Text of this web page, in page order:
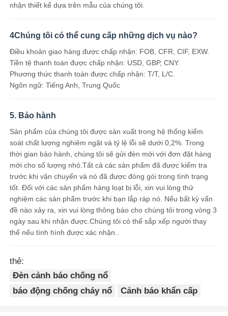
nhận thiết kế dựa trên mẫu của chúng tôi.
4Chúng tôi có thể cung cấp những dịch vụ nào?
Điều khoản giao hàng được chấp nhận: FOB, CFR, CIF, EXW.
Tiền tệ thanh toán được chấp nhận: USD, GBP, CNY.
Phương thức thanh toán được chấp nhận: T/T, L/C.
Ngôn ngữ: Tiếng Anh, Trung Quốc
5. Bảo hành
Sản phẩm của chúng tôi được sản xuất trong hệ thống kiểm
soát chất lượng nghiêm ngặt và tỷ lệ lỗi sẽ dưới 0,2%. Trong
thời gian bảo hành, chúng tôi sẽ gửi đèn mới với đơn đặt hàng
mới cho số lượng nhỏ.Tất cả các sản phẩm đã được kiểm tra
trước khi vận chuyển và nó đã được đóng gói trong tình trạng
tốt. Đối với các sản phẩm hàng loạt bị lỗi, xin vui lòng thử
nghiệm các sản phẩm trước khi bạn lắp ráp nó. Nếu bất kỳ vấn
đề nào xảy ra, xin vui lòng thông báo cho chúng tôi trong vòng 3
ngày sau khi nhận được.Chúng tôi có thể sắp xếp người thay
thế nếu tình hình được xác nhận..
thẻ:
Đèn cảnh báo chống nổ
báo động chống cháy nổ
Cảnh báo khẩn cấp